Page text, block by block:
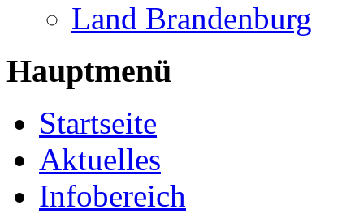
Land Brandenburg
Hauptmenü
Startseite
Aktuelles
Infobereich